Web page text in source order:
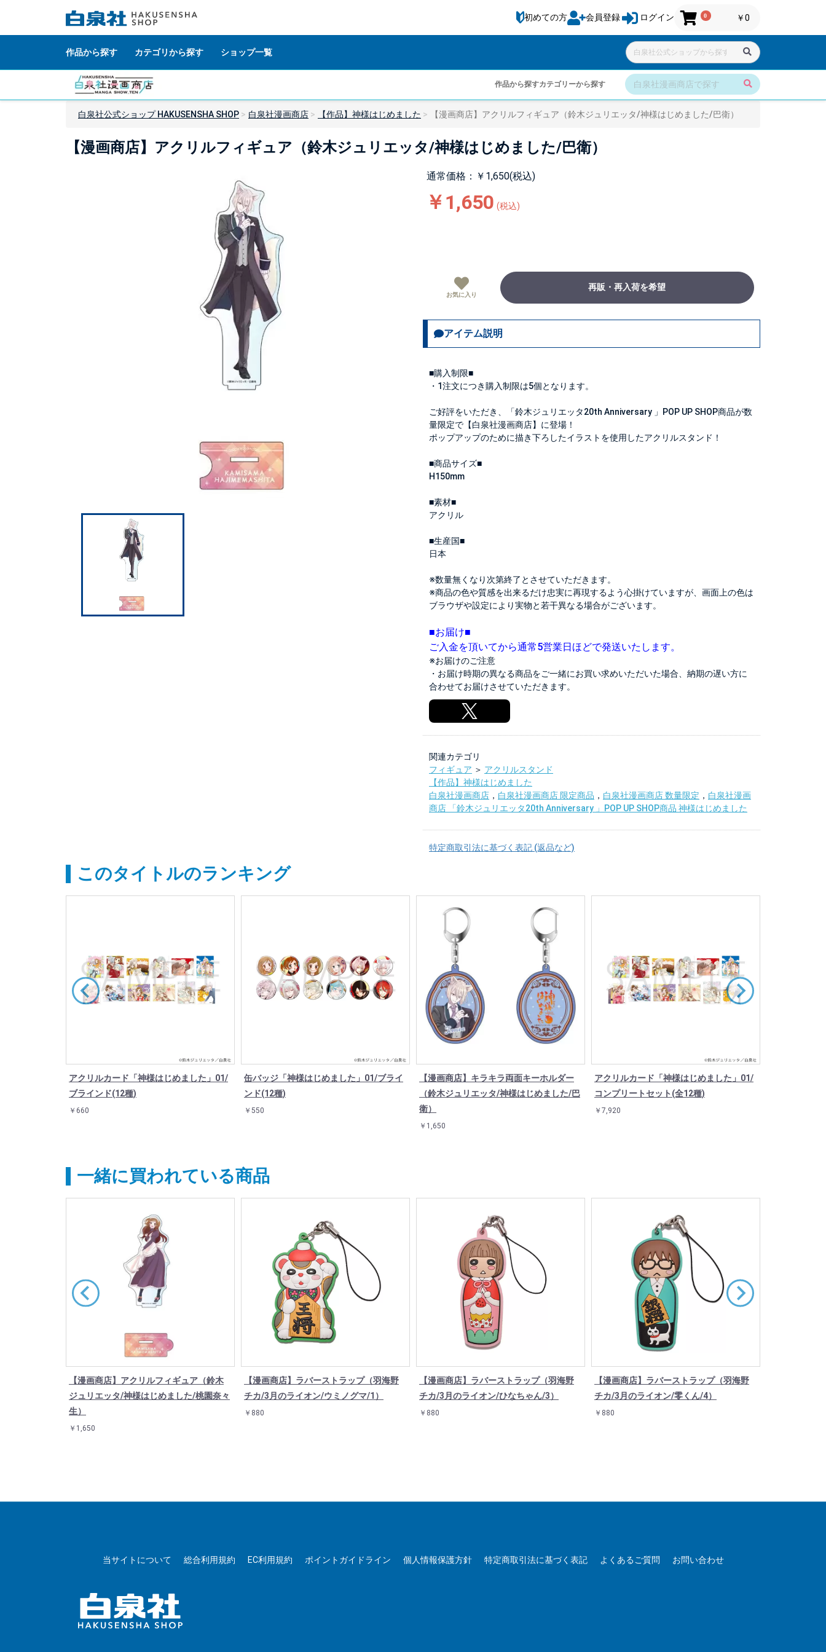
初めての方 会員登録 ログイン 0 ￥0
作品から探す カテゴリから探す ショップ一覧
作品から探すカテゴリーから探す
白泉社公式ショップ HAKUSENSHA SHOP 白泉社漫画商店 【作品】神様はじめました 【漫画商店】アクリルフィギュア（鈴木ジュリエッタ/神様はじめました/巴衛）
【漫画商店】アクリルフィギュア（鈴木ジュリエッタ/神様はじめました/巴衛）
通常価格：￥1,650(税込)
￥1,650 (税込)
お気に入り
再販・再入荷を希望
アイテム説明
■購入制限■
・1注文につき購入制限は5個となります。
ご好評をいただき、「鈴木ジュリエッタ20th Anniversary 」POP UP SHOP商品が数
量限定で【白泉社漫画商店】に登場！
ポップアップのために描き下ろしたイラストを使用したアクリルスタンド！
■商品サイズ■
H150mm
■素材■
アクリル
■生産国■
日本
※数量無くなり次第終了とさせていただきます。
※商品の色や質感を出来るだけ忠実に再現するよう心掛けていますが、画面上の色は
ブラウザや設定により実物と若干異なる場合がございます。
■お届け■
ご入金を頂いてから通常5営業日ほどで発送いたします。
※お届けのご注意
・お届け時期の異なる商品をご一緒にお買い求めいただいた場合、納期の遅い方に
合わせてお届けさせていただきます。
関連カテゴリ
フィギュア ＞ アクリルスタンド
【作品】神様はじめました
白泉社漫画商店 ， 白泉社漫画商店 限定商品 ， 白泉社漫画商店 数量限定 ， 白泉社漫画
商店 「鈴木ジュリエッタ20th Anniversary 」POP UP SHOP商品 神様はじめました
特定商取引法に基づく表記 (返品など)
このタイトルのランキング
アクリルカード「神様はじめました」01/
ブラインド(12種)
￥660
缶バッジ「神様はじめました」01/ブライ
ンド(12種)
￥550
【漫画商店】キラキラ両面キーホルダー
（鈴木ジュリエッタ/神様はじめました/巴
衛）
￥1,650
アクリルカード「神様はじめました」01/
コンプリートセット(全12種)
￥7,920
一緒に買われている商品
【漫画商店】アクリルフィギュア（鈴木
ジュリエッタ/神様はじめました/桃園奈々
生）
￥1,650
【漫画商店】ラバーストラップ（羽海野
チカ/3月のライオン/ウミノグマ/1）
￥880
【漫画商店】ラバーストラップ（羽海野
チカ/3月のライオン/ひなちゃん/3）
￥880
【漫画商店】ラバーストラップ（羽海野
チカ/3月のライオン/零くん/4）
￥880
当サイトについて 総合利用規約 EC利用規約 ポイントガイドライン 個人情報保護方針 特定商取引法に基づく表記 よくあるご質問 お問い合わせ